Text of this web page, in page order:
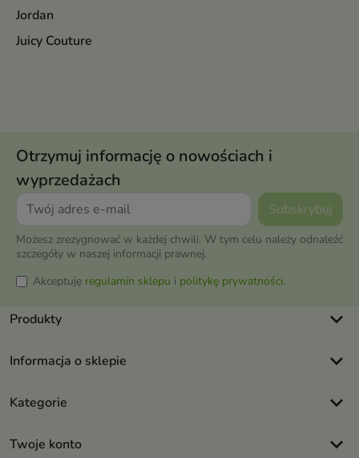
Jordan
Juicy Couture
Otrzymuj informację o nowościach i
wyprzedażach
Możesz zrezygnować w każdej chwili. W tym celu należy odnaleźć
szczegóły w naszej informacji prawnej.
Akceptuję regulamin sklepu i politykę prywatności.
Produkty keyboard_arrow_down
Informacja o sklepie keyboard_arrow_down
Kategorie keyboard_arrow_down
Twoje konto keyboard_arrow_down